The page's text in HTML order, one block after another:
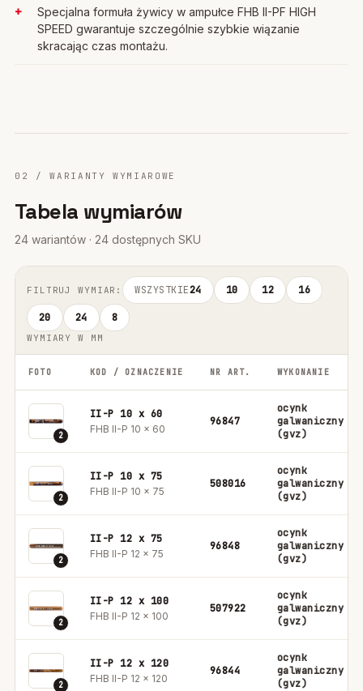
Specjalna formuła żywicy w ampułce FHB II-PF HIGH
SPEED gwarantuje szczególnie szybkie wiązanie
skracając czas montażu.
02 / WARIANTY WYMIAROWE
Tabela wymiarów
24 wariantów · 24 dostępnych SKU
FILTRUJ WYMIAR: WSZYSTKIE24 10 12 16
20 24 8
WYMIARY W MM
FOTO KOD / OZNACZENIE NR ART. WYKONANIE
2
II-P 10 x 60
FHB II-P 10 x 60
96847
ocynk
galwaniczny
(gvz)
2
II-P 10 x 75
FHB II-P 10 x 75
508016
ocynk
galwaniczny
(gvz)
2
II-P 12 x 75
FHB II-P 12 x 75
96848
ocynk
galwaniczny
(gvz)
2
II-P 12 x 100
FHB II-P 12 x 100
507922
ocynk
galwaniczny
(gvz)
2
II-P 12 x 120
FHB II-P 12 x 120
96844
ocynk
galwaniczny
(gvz)